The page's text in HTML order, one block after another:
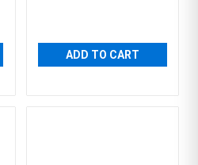
ADD TO CART